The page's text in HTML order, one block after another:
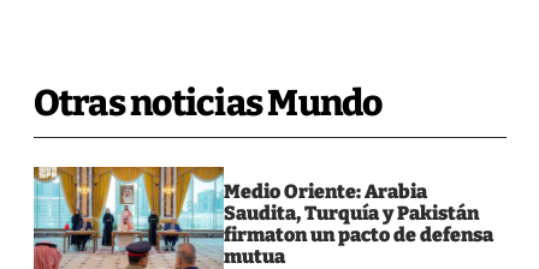
Otras noticias Mundo
Medio Oriente: Arabia
Saudita, Turquía y Pakistán
firmaton un pacto de defensa
mutua